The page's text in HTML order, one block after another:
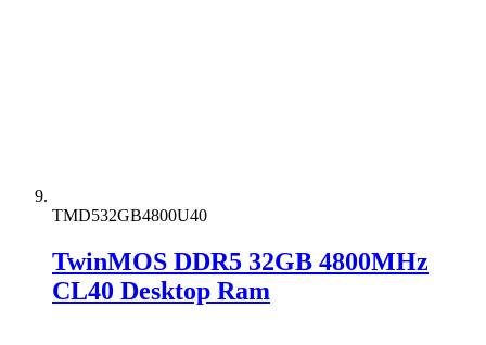
TMD532GB4800U40
TwinMOS DDR5 32GB 4800MHz
CL40 Desktop Ram